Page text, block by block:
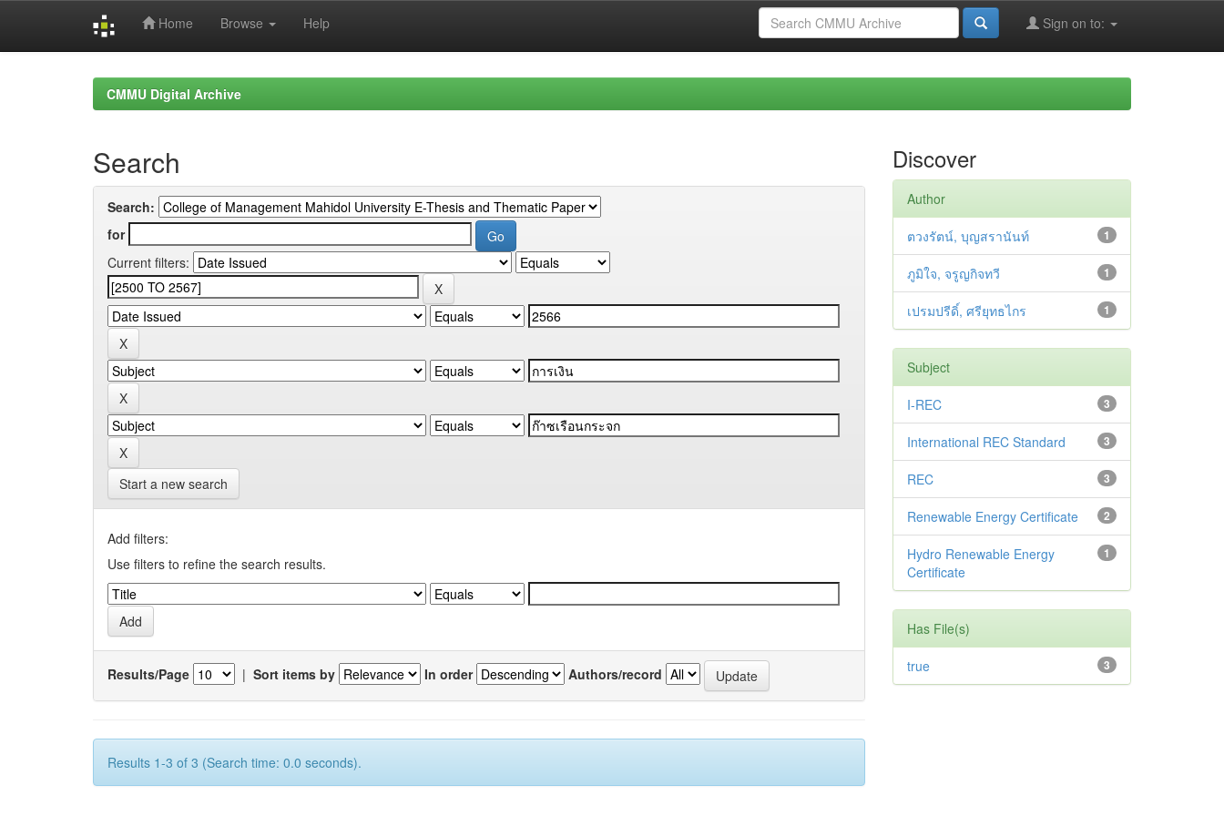
Home Browse Help Sign on to:
CMMU Digital Archive
Search
Search:
for
Current filters:
Start a new search
Add filters:
Use filters to refine the search results.
Results/Page | Sort items by In order Authors/record
Results 1-3 of 3 (Search time: 0.0 seconds).
Discover
Author
1
ตวงรัตน์, บุญสรานันท์
1
ภูมิใจ, จรูญกิจทวี
1
เปรมปรีดิ์, ศรียุทธไกร
Subject
3
I-REC
3
International REC Standard
3
REC
2
Renewable Energy Certificate
1
Hydro Renewable Energy
Certificate
Has File(s)
3
true